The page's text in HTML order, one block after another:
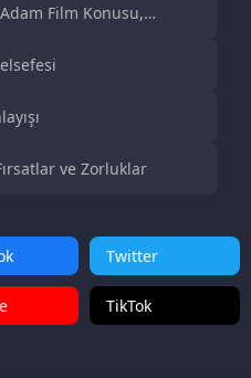
Film Konusu,
ve Zorluklar
Twitter
TikTok